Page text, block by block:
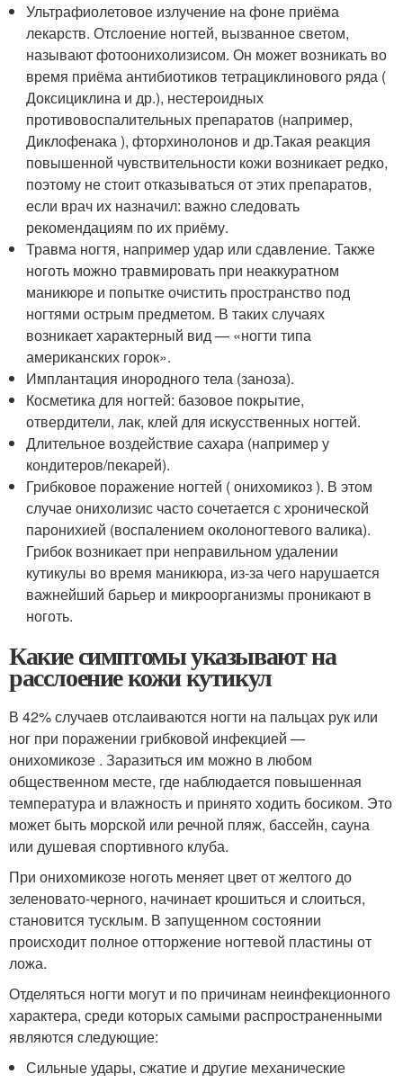
Ультрафиолетовое излучение на фоне приёма
лекарств. Отслоение ногтей, вызванное светом,
называют фотоонихолизисом. Он может возникать во
время приёма антибиотиков тетрациклинового ряда (
Доксициклина и др.), нестероидных
противовоспалительных препаратов (например,
Диклофенака ), фторхинолонов и др.Такая реакция
повышенной чувствительности кожи возникает редко,
поэтому не стоит отказываться от этих препаратов,
если врач их назначил: важно следовать
рекомендациям по их приёму.
Травма ногтя, например удар или сдавление. Также
ноготь можно травмировать при неаккуратном
маникюре и попытке очистить пространство под
ногтями острым предметом. В таких случаях
возникает характерный вид — «ногти типа
американских горок».
Имплантация инородного тела (заноза).
Косметика для ногтей: базовое покрытие,
отвердители, лак, клей для искусственных ногтей.
Длительное воздействие сахара (например у
кондитеров/пекарей).
Грибковое поражение ногтей ( онихомикоз ). В этом
случае онихолизис часто сочетается с хронической
паронихией (воспалением околоногтевого валика).
Грибок возникает при неправильном удалении
кутикулы во время маникюра, из-за чего нарушается
важнейший барьер и микроорганизмы проникают в
ноготь.
Какие симптомы указывают на
расслоение кожи кутикул
В 42% случаев отслаиваются ногти на пальцах рук или
ног при поражении грибковой инфекцией —
онихомикозе . Заразиться им можно в любом
общественном месте, где наблюдается повышенная
температура и влажность и принято ходить босиком. Это
может быть морской или речной пляж, бассейн, сауна
или душевая спортивного клуба.
При онихомикозе ноготь меняет цвет от желтого до
зеленовато-черного, начинает крошиться и слоиться,
становится тусклым. В запущенном состоянии
происходит полное отторжение ногтевой пластины от
ложа.
Отделяться ногти могут и по причинам неинфекционного
характера, среди которых самыми распространенными
являются следующие:
Сильные удары, сжатие и другие механические